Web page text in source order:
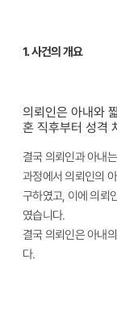
1. 사건의 개요
의뢰인은 아내와
혼 직후부터 성격
결국 의뢰인과 아내
과정에서 의뢰인의
구하였고, 이에 의뢰
였습니다.
결국 의뢰인은 아내
다.